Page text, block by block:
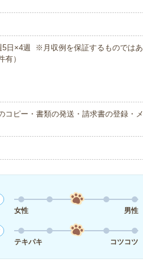
日×4週 ※月収例を保証するものではあ
）
コピー・書類の発送・請求書の登録・メ
女性
男性
テキパキ
コツコツ